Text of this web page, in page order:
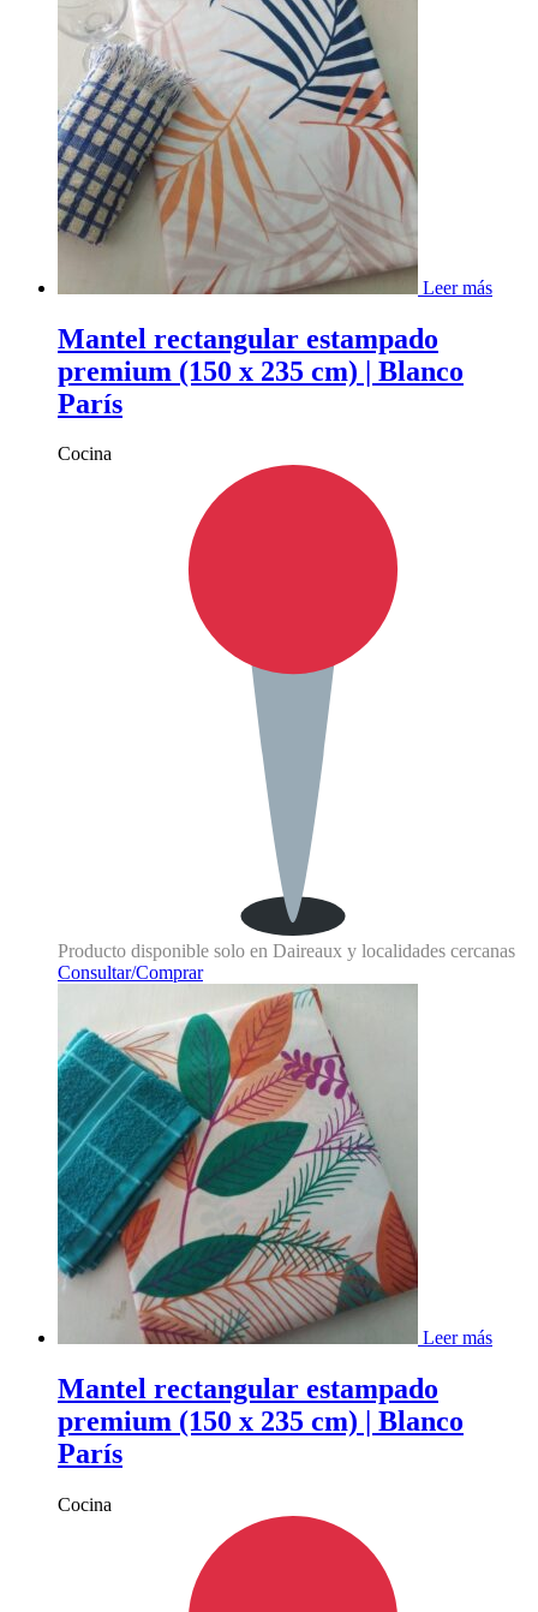
Leer más
Mantel rectangular estampado
premium (150 x 235 cm) | Blanco
París
Cocina
Producto disponible solo en Daireaux y localidades cercanas
Consultar/Comprar
Leer más
Mantel rectangular estampado
premium (150 x 235 cm) | Blanco
París
Cocina